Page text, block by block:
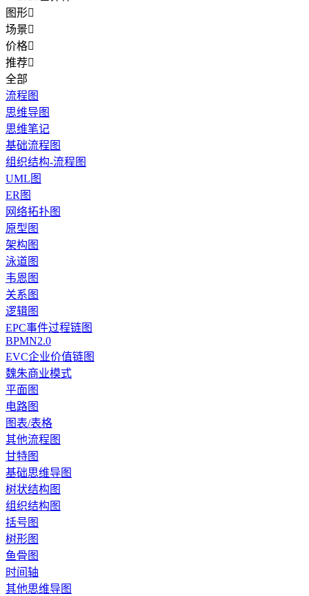
图形
场景
价格
推荐
全部
流程图
思维导图
思维笔记
基础流程图
组织结构-流程图
UML图
ER图
网络拓扑图
原型图
架构图
泳道图
韦恩图
关系图
逻辑图
EPC事件过程链图
BPMN2.0
EVC企业价值链图
魏朱商业模式
平面图
电路图
图表/表格
其他流程图
甘特图
基础思维导图
树状结构图
组织结构图
括号图
树形图
鱼骨图
时间轴
其他思维导图